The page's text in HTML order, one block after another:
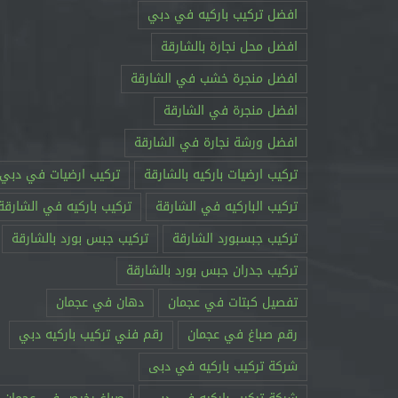
افضل تركيب باركيه في دبي
افضل محل نجارة بالشارقة
افضل منجرة خشب في الشارقة
افضل منجرة في الشارقة
افضل ورشة نجارة في الشارقة
تركيب ارضيات باركيه بالشارقة
تركيب ارضيات في دبي
تركيب الباركيه في الشارقة
تركيب باركيه في
تركيب جبسبورد الشارقة
تركيب جبس بورد بالشارقة
تركيب جدران جبس بورد بالشارقة
تفصيل كبتات في عجمان
دهان في عجمان
رقم صباغ في عجمان
رقم فني تركيب باركيه دبي
شركة تركيب باركيه في دبى